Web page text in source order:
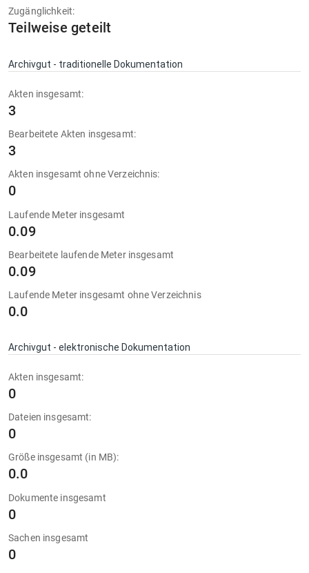
Zugänglichkeit:
Teilweise geteilt
Archivgut - traditionelle Dokumentation
Akten insgesamt:
3
Bearbeitete Akten insgesamt:
3
Akten insgesamt ohne Verzeichnis:
0
Laufende Meter insgesamt
0.09
Bearbeitete laufende Meter insgesamt
0.09
Laufende Meter insgesamt ohne Verzeichnis
0.0
Archivgut - elektronische Dokumentation
Akten insgesamt:
0
Dateien insgesamt:
0
Größe insgesamt (in MB):
0.0
Dokumente insgesamt
0
Sachen insgesamt
0